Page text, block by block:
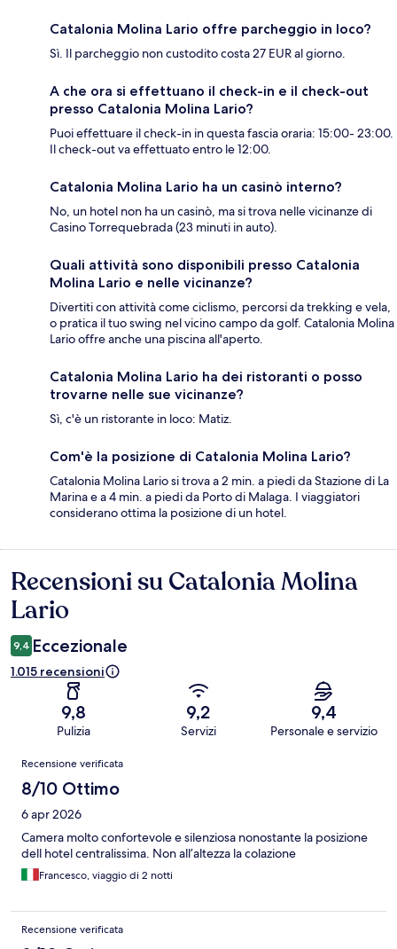
Catalonia Molina Lario offre parcheggio in loco?
Sì. Il parcheggio non custodito costa 27 EUR al giorno.
A che ora si effettuano il check-in e il check-out
presso Catalonia Molina Lario?
Puoi effettuare il check-in in questa fascia oraria: 15:00- 23:00.
Il check-out va effettuato entro le 12:00.
Catalonia Molina Lario ha un casinò interno?
No, un hotel non ha un casinò, ma si trova nelle vicinanze di
Casino Torrequebrada (23 minuti in auto).
Quali attività sono disponibili presso Catalonia
Molina Lario e nelle vicinanze?
Divertiti con attività come ciclismo, percorsi da trekking e vela,
o pratica il tuo swing nel vicino campo da golf. Catalonia Molina
Lario offre anche una piscina all'aperto.
Catalonia Molina Lario ha dei ristoranti o posso
trovarne nelle sue vicinanze?
Sì, c'è un ristorante in loco: Matiz.
Com'è la posizione di Catalonia Molina Lario?
Catalonia Molina Lario si trova a 2 min. a piedi da Stazione di La
Marina e a 4 min. a piedi da Porto di Malaga. I viaggiatori
considerano ottima la posizione di un hotel.
Recensioni
Recensioni su Catalonia Molina
Lario
9,4 Eccezionale
1.015 recensioni
9,8
Pulizia
9,2
Servizi
9,4
Personale e servizio
Recensioni
Recensione verificata
8/10 Ottimo
6 apr 2026
Camera molto confortevole e silenziosa nonostante la posizione
dell hotel centralissima. Non all’altezza la colazione
Francesco, viaggio di 2 notti
Recensione verificata